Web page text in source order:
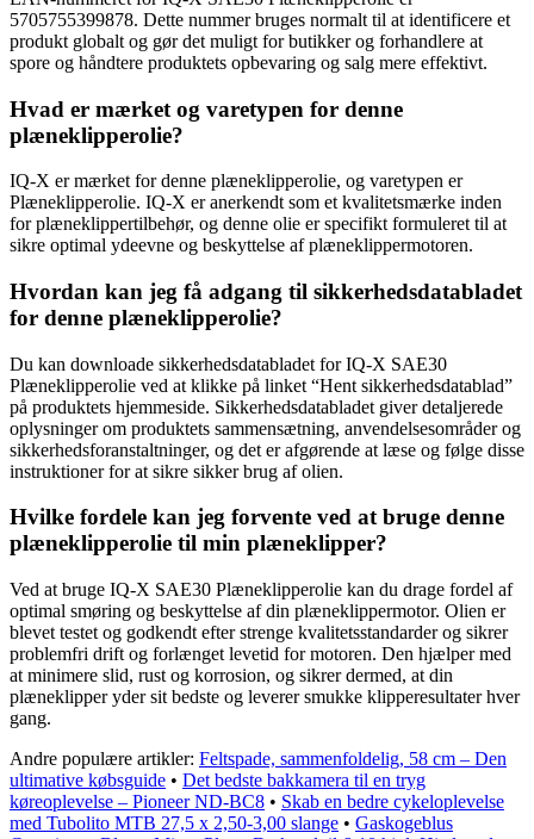
5705755399878. Dette nummer bruges normalt til at identificere et
produkt globalt og gør det muligt for butikker og forhandlere at
spore og håndtere produktets opbevaring og salg mere effektivt.
Hvad er mærket og varetypen for denne
plæneklipperolie?
IQ-X er mærket for denne plæneklipperolie, og varetypen er
Plæneklipperolie. IQ-X er anerkendt som et kvalitetsmærke inden
for plæneklippertilbehør, og denne olie er specifikt formuleret til at
sikre optimal ydeevne og beskyttelse af plæneklippermotoren.
Hvordan kan jeg få adgang til sikkerhedsdatabladet
for denne plæneklipperolie?
Du kan downloade sikkerhedsdatabladet for IQ-X SAE30
Plæneklipperolie ved at klikke på linket “Hent sikkerhedsdatablad”
på produktets hjemmeside. Sikkerhedsdatabladet giver detaljerede
oplysninger om produktets sammensætning, anvendelsesområder og
sikkerhedsforanstaltninger, og det er afgørende at læse og følge disse
instruktioner for at sikre sikker brug af olien.
Hvilke fordele kan jeg forvente ved at bruge denne
plæneklipperolie til min plæneklipper?
Ved at bruge IQ-X SAE30 Plæneklipperolie kan du drage fordel af
optimal smøring og beskyttelse af din plæneklippermotor. Olien er
blevet testet og godkendt efter strenge kvalitetsstandarder og sikrer
problemfri drift og forlænget levetid for motoren. Den hjælper med
at minimere slid, rust og korrosion, og sikrer dermed, at din
plæneklipper yder sit bedste og leverer smukke klipperesultater hver
gang.
Andre populære artikler: Feltspade, sammenfoldelig, 58 cm – Den
ultimative købsguide • Det bedste bakkamera til en tryg
køreoplevelse – Pioneer ND-BC8 • Skab en bedre cykeloplevelse
med Tubolito MTB 27,5 x 2,50-3,00 slange • Gaskogeblus